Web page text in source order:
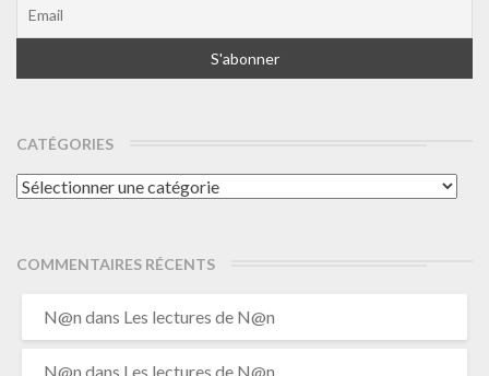
CATÉGORIES
Catégories
COMMENTAIRES RÉCENTS
N@n dans Les lectures de N@n
N@n dans Les lectures de N@n